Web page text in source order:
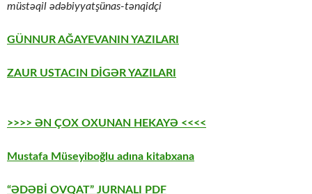
müstəqil ədəbiyyatşünas-tənqidçi
GÜNNUR AĞAYEVANIN YAZILARI
ZAUR USTACIN DİGƏR YAZILARI
>>>> ƏN ÇOX OXUNAN HEKAYƏ <<<<
Mustafa Müseyiboğlu adına kitabxana
“ƏDƏBİ OVQAT” JURNALI PDF